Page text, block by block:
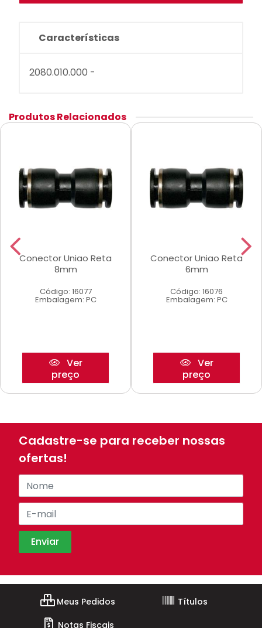
Características
2080.010.000 -
Produtos Relacionados
Conector Uniao Reta
8mm
Código: 16077
Embalagem: PC
Ver
preço
Conector Uniao Reta
6mm
Código: 16076
Embalagem: PC
Ver
preço
Cadastre-se para receber nossas
ofertas!
Meus Pedidos
Títulos
Notas Fiscais